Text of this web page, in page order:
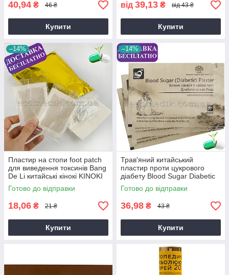
40,94 ₴ 46 ₴
Купити
від 39,13 ₴ від 43 ₴
Купити
–14%
Пластир на стопи foot patch
для виведення токсинів Bang
De Li китайські кінокі KINOKI
СВІЖИЙ СРОК до червня
2027 року
Готово до відправки
18,06 ₴ 21 ₴
Купити
–14%
Трав'яний китайський
пластир проти цукрового
діабету Blood Sugar Diabetic
Plaster пластир для
діабетиків Hiherbs
Готово до відправки
36,98 ₴ 43 ₴
Купити